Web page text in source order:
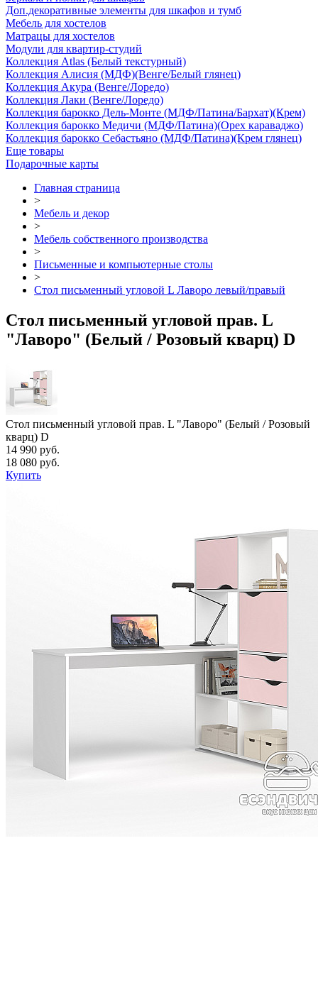
Доп.декоративные элементы для шкафов и тумб
Мебель для хостелов
Матрацы для хостелов
Модули для квартир-студий
Коллекция Atlas (Белый текстурный)
Коллекция Алисия (МДФ)(Венге/Белый глянец)
Коллекция Акура (Венге/Лоредо)
Коллекция Лаки (Венге/Лоредо)
Коллекция барокко Дель-Монте (МДФ/Патина/Бархат)(Крем)
Коллекция барокко Медичи (МДФ/Патина)(Орех караваджо)
Коллекция барокко Себастьяно (МДФ/Патина)(Крем глянец)
Еще товары
Подарочные карты
Главная страница
>
Мебель и декор
>
Мебель собственного производства
>
Письменные и компьютерные столы
>
Стол письменный угловой L Лаворо левый/правый
Стол письменный угловой прав. L
"Лаворо" (Белый / Розовый кварц) D
Стол письменный угловой прав. L "Лаворо" (Белый / Розовый
кварц) D
14 990 руб.
18 080 руб.
Купить